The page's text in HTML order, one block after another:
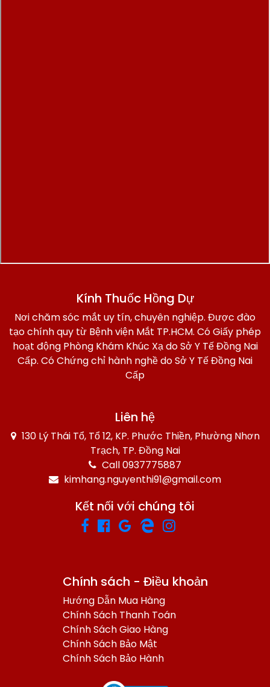
Kính Thuốc Hồng Dự
Nơi chăm sóc mắt uy tín, chuyên nghiệp. Được đào
tạo chính quy từ Bệnh viện Mắt TP.HCM. Có Giấy phép
hoạt động Phòng Khám Khúc Xạ do Sở Y Tế Đồng Nai
Cấp. Có Chứng chỉ hành nghề do Sở Y Tế Đồng Nai
Cấp
Liên hệ
130 Lý Thái Tổ, Tổ 12, KP. Phước Thiền, Phường Nhơn
Trạch, TP. Đồng Nai
Call 0937775887
kimhang.nguyenthi91@gmail.com
Kết nối với chúng tôi
Chính sách - Điều khoản
Hướng Dẫn Mua Hàng
Chính Sách Thanh Toán
Chính Sách Giao Hàng
Chính Sách Bảo Mật
Chính Sách Bảo Hành